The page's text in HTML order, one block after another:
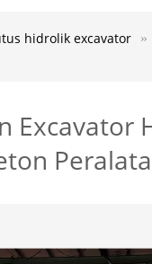
hidrolik excavator
Excavator